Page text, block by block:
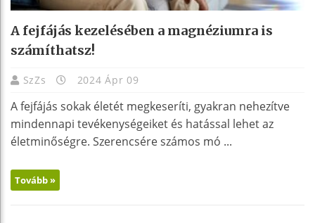
A fejfájás kezelésében a magnéziumra is
számíthatsz!
SzZs 2024 Ápr 09
A fejfájás sokak életét megkeseríti, gyakran nehezítve
mindennapi tevékenységeiket és hatással lehet az
életminőségre. Szerencsére számos mó ...
Tovább »